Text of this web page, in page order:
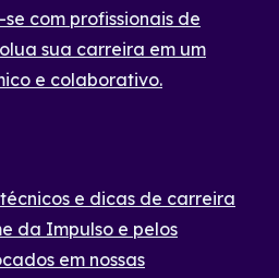
com profissionais de
sua carreira em um
e colaborativo.
e dicas de carreira
da Impulso e pelos
em nossas